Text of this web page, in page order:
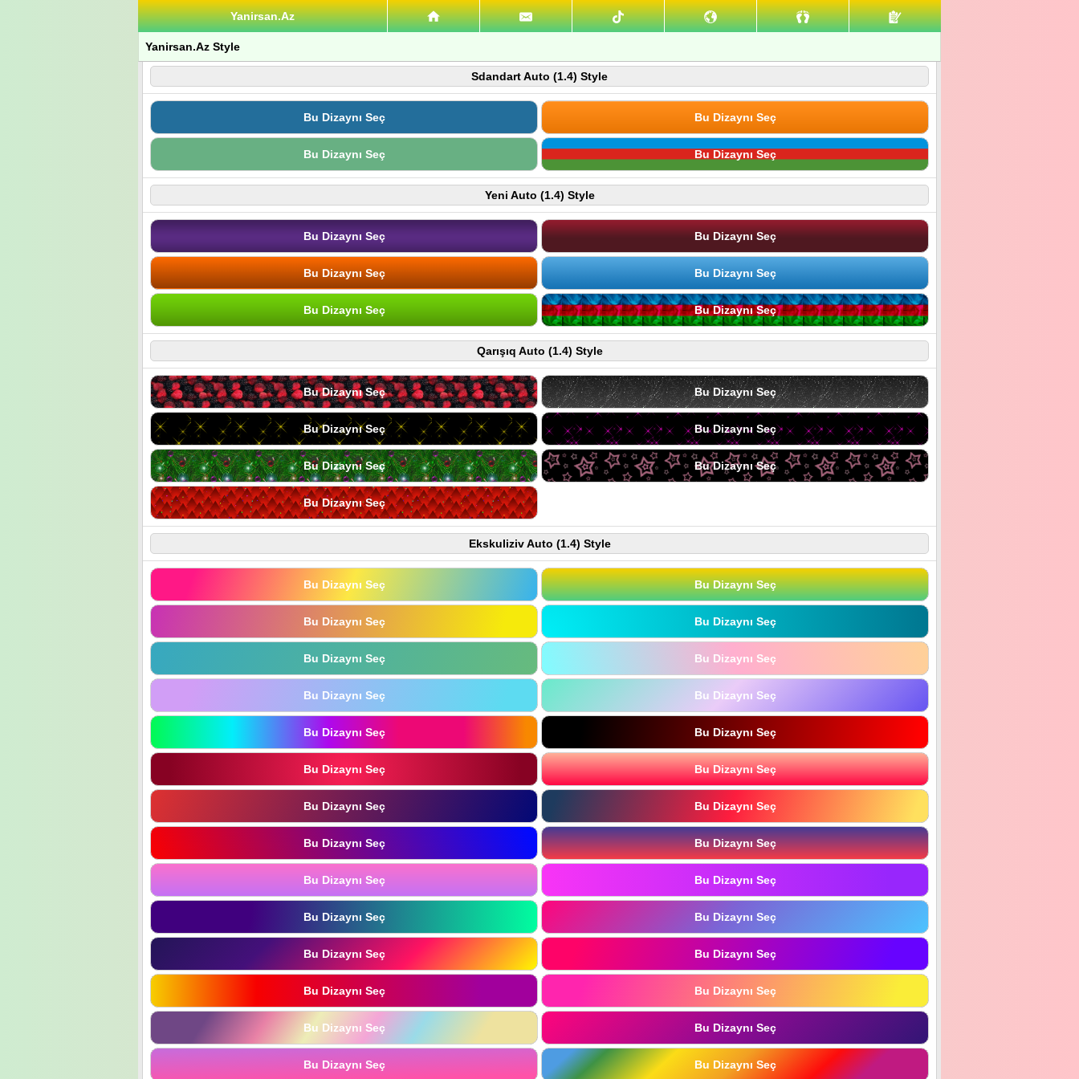
Yanirsan.Az
Yanirsan.Az Style
Sdandart Auto (1.4) Style
Bu Dizaynı Seç Bu Dizaynı Seç
Bu Dizaynı Seç Bu Dizaynı Seç
Yeni Auto (1.4) Style
Bu Dizaynı Seç Bu Dizaynı Seç
Bu Dizaynı Seç Bu Dizaynı Seç
Bu Dizaynı Seç Bu Dizaynı Seç
Qarışıq Auto (1.4) Style
Bu Dizaynı Seç Bu Dizaynı Seç
Bu Dizaynı Seç Bu Dizaynı Seç
Bu Dizaynı Seç Bu Dizaynı Seç
Bu Dizaynı Seç
Ekskuliziv Auto (1.4) Style
Bu Dizaynı Seç Bu Dizaynı Seç
Bu Dizaynı Seç Bu Dizaynı Seç
Bu Dizaynı Seç Bu Dizaynı Seç
Bu Dizaynı Seç Bu Dizaynı Seç
Bu Dizaynı Seç Bu Dizaynı Seç
Bu Dizaynı Seç Bu Dizaynı Seç
Bu Dizaynı Seç Bu Dizaynı Seç
Bu Dizaynı Seç Bu Dizaynı Seç
Bu Dizaynı Seç Bu Dizaynı Seç
Bu Dizaynı Seç Bu Dizaynı Seç
Bu Dizaynı Seç Bu Dizaynı Seç
Bu Dizaynı Seç Bu Dizaynı Seç
Bu Dizaynı Seç Bu Dizaynı Seç
Bu Dizaynı Seç Bu Dizaynı Seç